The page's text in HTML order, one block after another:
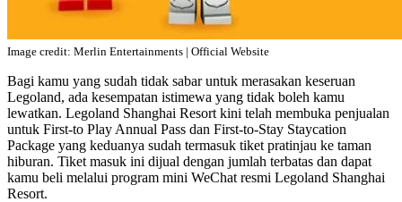
Image credit: Merlin Entertainments | Official Website
Bagi kamu yang sudah tidak sabar untuk merasakan keseruan
Legoland, ada kesempatan istimewa yang tidak boleh kamu
lewatkan. Legoland Shanghai Resort kini telah membuka penjualan
untuk First-to Play Annual Pass dan First-to-Stay Staycation
Package yang keduanya sudah termasuk tiket pratinjau ke taman
hiburan. Tiket masuk ini dijual dengan jumlah terbatas dan dapat
kamu beli melalui program mini WeChat resmi Legoland Shanghai
Resort.